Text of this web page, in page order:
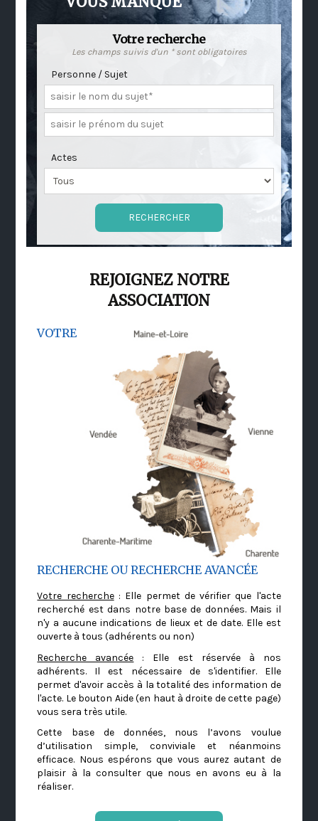
Votre recherche
Les champs suivis d'un * sont obligatoires
Personne / Sujet
Actes
REJOIGNEZ NOTRE
ASSOCIATION
VOTRE
RECHERCHE OU RECHERCHE AVANCÉE
Votre recherche: Elle permet de vérifier que l'acte
recherché est dans notre base de données. Mais il
n'y a aucune indications de lieux et de date. Elle est
ouverte à tous (adhérents ou non)
Recherche avancée : Elle est réservée à nos
adhérents. Il est nécessaire de s'identifier. Elle
permet d'avoir accès à la totalité des information de
l'acte. Le bouton Aide (en haut à droite de cette page)
vous sera très utile.
Cette base de données, nous l’avons voulue
d’utilisation simple, conviviale et néanmoins
efficace. Nous espérons que vous aurez autant de
plaisir à la consulter que nous en avons eu à la
réaliser.